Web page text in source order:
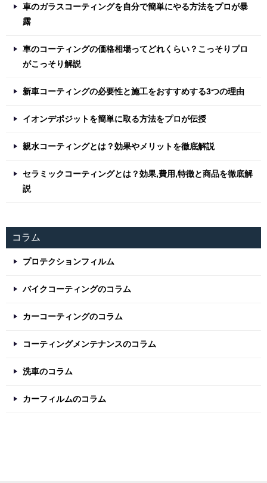
車のガラスコーティングを自分で簡単にやる方法をプロが暴
露
車のコーティングの価格相場ってどれくらい？こっそりプロ
がこっそり解説
新車コーティングの必要性と施工をおすすめする3つの理由
イオンデポジットを簡単に取る方法をプロが伝授
親水コーティングとは？効果やメリットを徹底解説
セラミックコーティングとは？効果,費用,特徴と商品を徹底解
説
コラム
プロテクションフィルム
バイクコーティングのコラム
カーコーティングのコラム
コーティングメンテナンスのコラム
洗車のコラム
カーフィルムのコラム